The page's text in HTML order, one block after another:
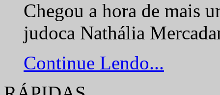
Chegou a hora de mais
judoca Nathália
Continue Lendo...